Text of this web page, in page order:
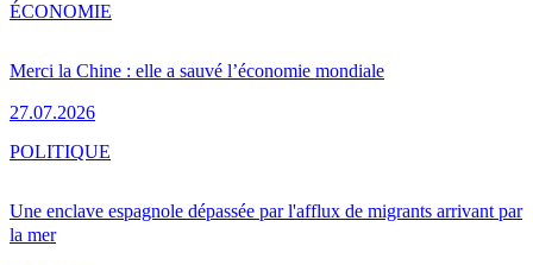
Merci la Chine : elle a sauvé l’économie mondiale
27.07.2026
ÉCONOMIE
Une enclave espagnole dépassée par l'afflux de migrants arrivant par
la mer
POLITIQUE